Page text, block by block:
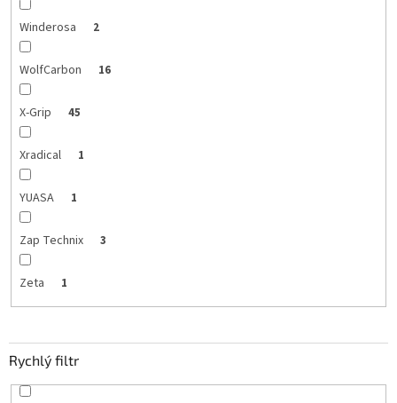
Winderosa 2
WolfCarbon 16
X-Grip 45
Xradical 1
YUASA 1
Zap Technix 3
Zeta 1
Rychlý filtr